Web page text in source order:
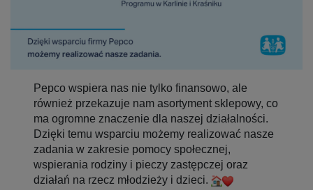
Pepco wspiera nas nie tylko finansowo, ale
również przekazuje nam asortyment sklepowy, co
ma ogromne znaczenie dla naszej działalności.
Dzięki temu wsparciu możemy realizować nasze
zadania w zakresie pomocy społecznej,
wspierania rodziny i pieczy zastępczej oraz
działań na rzecz młodzieży i dzieci.